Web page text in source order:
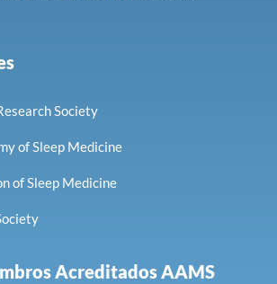
Society
of Sleep Medicine
of Sleep Medicine
Acreditados AAMS